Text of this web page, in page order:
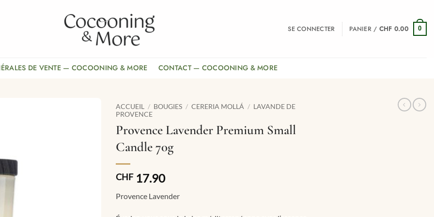
SE CONNECTER PANIER / CHF 0.00 0
DE VENTE — COCOONING & MORE CONTACT — COCOONING & MORE
ACCUEIL / BOUGIES / CERERIA MOLLÁ / LAVANDE DE
PROVENCE
Provence Lavender Premium Small
Candle 70g
CHF17.90
Provence Lavender